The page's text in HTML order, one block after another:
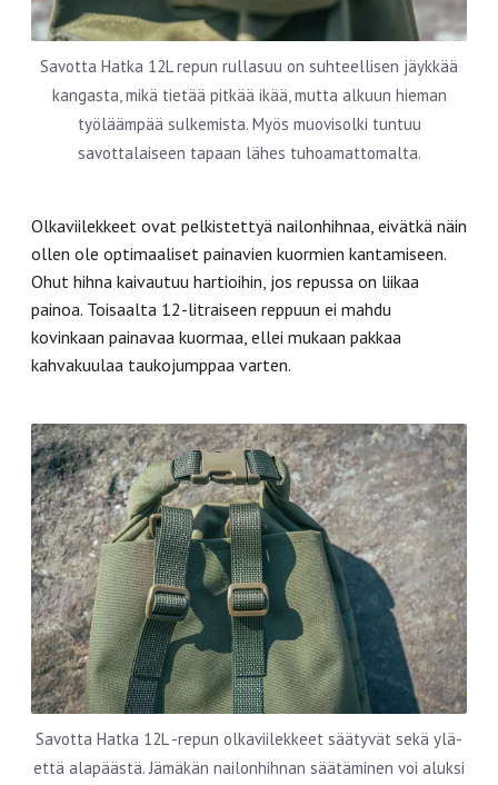
Savotta Hatka 12L repun rullasuu on suhteellisen jäykkää
kangasta, mikä tietää pitkää ikää, mutta alkuun hieman
työläämpää sulkemista. Myös muovisolki tuntuu
savottalaiseen tapaan lähes tuhoamattomalta.
Olkaviilekkeet ovat pelkistettyä nailonhihnaa, eivätkä näin
ollen ole optimaaliset painavien kuormien kantamiseen.
Ohut hihna kaivautuu hartioihin, jos repussa on liikaa
painoa. Toisaalta 12-litraiseen reppuun ei mahdu
kovinkaan painavaa kuormaa, ellei mukaan pakkaa
kahvakuulaa taukojumppaa varten.
Savotta Hatka 12L -repun olkaviilekkeet säätyvät sekä ylä-
että alapäästä. Jämäkän nailonhihnan säätäminen voi aluksi